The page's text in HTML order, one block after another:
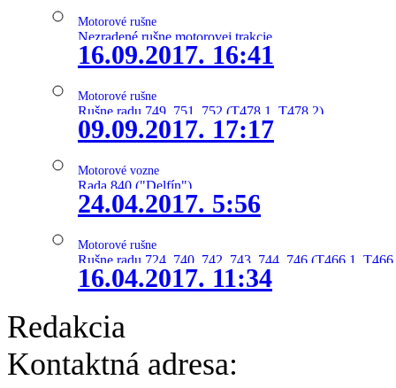
Motorové rušne
Nezradené rušne motorovej trakcie
16.09.2017. 16:41
Motorové rušne
Rušne radu 749, 751, 752 (T478.1, T478.2)
09.09.2017. 17:17
Motorové vozne
Rada 840 ("Delfín")
24.04.2017. 5:56
Motorové rušne
Rušne radu 724, 740, 742, 743, 744, 746 (T466.1,
16.04.2017. 11:34
Redakcia
Kontaktná adresa: